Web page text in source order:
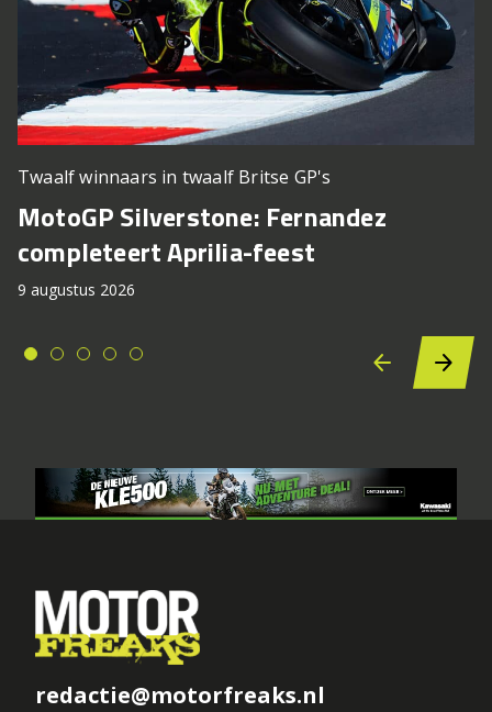
Twaalf winnaars in twaalf Britse GP's
MotoGP Silverstone: Fernandez
completeert Aprilia-feest
9 augustus 2026
redactie@motorfreaks.nl